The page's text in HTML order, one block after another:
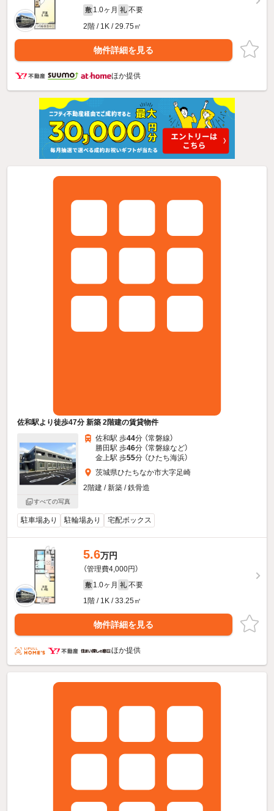
敷 1.0ヶ月 礼 不要
2階 / 1K / 29.75㎡
物件詳細を見る
ほか提供
佐和駅より徒歩47分 新築 2階建の賃貸物件
すべての写真
佐和駅 歩44分 （常磐線）
勝田駅 歩46分 （常磐線など）
金上駅 歩55分 （ひたち海浜）
茨城県ひたちなか市大字足崎
2階建 / 新築 / 鉄骨造
駐車場あり 駐輪場あり 宅配ボックス
5.6万円
（管理費4,000円）
敷 1.0ヶ月 礼 不要
1階 / 1K / 33.25㎡
物件詳細を見る
ほか提供